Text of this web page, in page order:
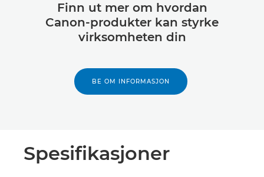
Finn ut mer om hvordan
Canon-produkter kan styrke
virksomheten din
BE OM INFORMASJON
Spesifikasjoner